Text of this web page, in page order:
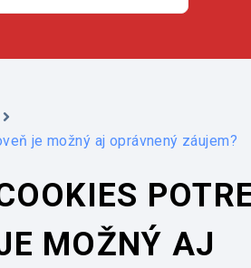
je možný aj oprávnený záujem?
MOŽNÝ AJ